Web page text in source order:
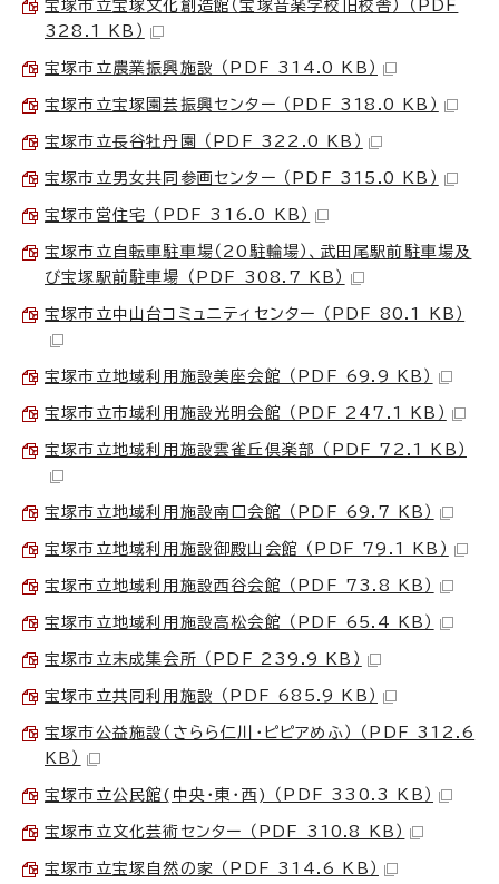
宝塚市立宝塚文化創造館（宝塚音楽学校旧校舎） （PDF
328.1 KB）
宝塚市立農業振興施設 （PDF 314.0 KB）
宝塚市立宝塚園芸振興センター （PDF 318.0 KB）
宝塚市立長谷牡丹園 （PDF 322.0 KB）
宝塚市立男女共同参画センター （PDF 315.0 KB）
宝塚市営住宅 （PDF 316.0 KB）
宝塚市立自転車駐車場（20駐輪場）、武田尾駅前駐車場及
び宝塚駅前駐車場 （PDF 308.7 KB）
宝塚市立中山台コミュニティセンター （PDF 80.1 KB）
宝塚市立地域利用施設美座会館 （PDF 69.9 KB）
宝塚市立市域利用施設光明会館 （PDF 247.1 KB）
宝塚市立地域利用施設雲雀丘倶楽部 （PDF 72.1 KB）
宝塚市立地域利用施設南口会館 （PDF 69.7 KB）
宝塚市立地域利用施設御殿山会館 （PDF 79.1 KB）
宝塚市立地域利用施設西谷会館 （PDF 73.8 KB）
宝塚市立地域利用施設高松会館 （PDF 65.4 KB）
宝塚市立末成集会所 （PDF 239.9 KB）
宝塚市立共同利用施設 （PDF 685.9 KB）
宝塚市公益施設（さらら仁川・ピピアめふ） （PDF 312.6
KB）
宝塚市立公民館(中央・東・西) （PDF 330.3 KB）
宝塚市立文化芸術センター （PDF 310.8 KB）
宝塚市立宝塚自然の家 （PDF 314.6 KB）